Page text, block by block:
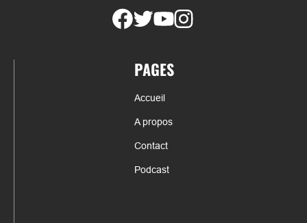
PAGES
Accueil
A propos
Contact
Podcast